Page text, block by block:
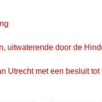
uitwaterende door de
Utrecht met een besluit